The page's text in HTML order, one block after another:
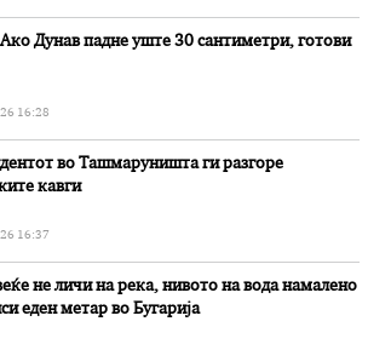
Дунав падне уште 30 сантиметри, готови
16:28
во Ташмаруништa ги разгоре
кавги
16:37
не личи на река, нивото на вода намалено
еден метар во Бугарија